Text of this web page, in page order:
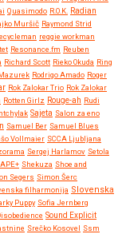
Quasimodo R.O.K.
Radian
Muršič Raymond Strid
reggie workman
Resonance.fm Reuben
Richard Scott Rieko Okuda Ring
Rodrigo Amado Roger
Rok Zalokar Trio Rok Zalokar
Rotten Girlz Rouge-ah Rudi
Sajeta Salon za eno
Samuel Ber Samuel Blues
Vollmaier SCCA Ljubljana
Sergej Harlamov Setola
Shekuza Shoe and
Segers Simon Šerc
filharmonija Slovenska
Puppy Sofia Jernberg
Sound Explicit
Srečko Kosovel Ssm